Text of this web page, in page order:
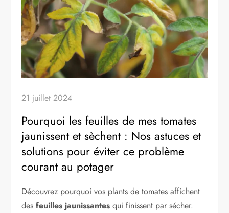
21 juillet 2024
Pourquoi les feuilles de mes tomates
jaunissent et sèchent : Nos astuces et
solutions pour éviter ce problème
courant au potager
Découvrez pourquoi vos plants de tomates affichent
desfeuilles jaunissantes qui finissent par sécher.